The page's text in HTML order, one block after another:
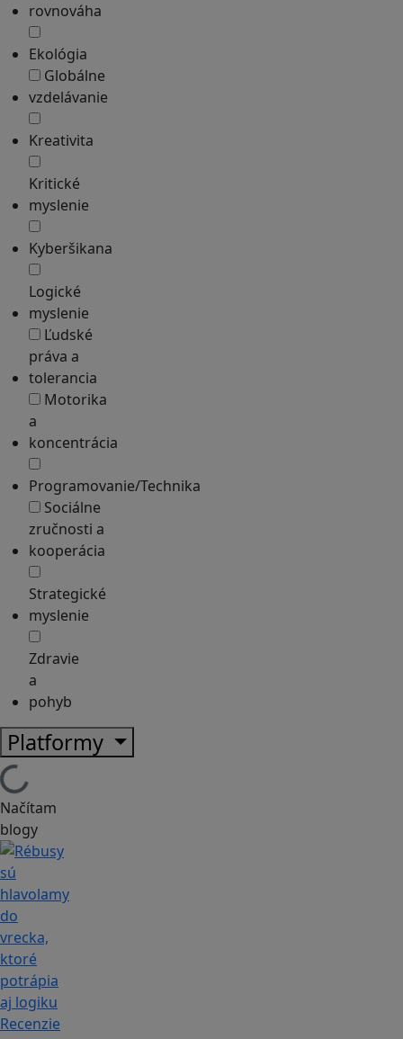
rovnováha
Ekológia
Globálne
vzdelávanie
Kreativita
Kritické
myslenie
Kyberšikana
Logické
myslenie
Ľudské
práva a
tolerancia
Motorika
a
koncentrácia
Programovanie/Technika
Sociálne
zručnosti a
kooperácia
Strategické
myslenie
Zdravie
a
pohyb
Platformy
Načítam
blogy
Recenzie